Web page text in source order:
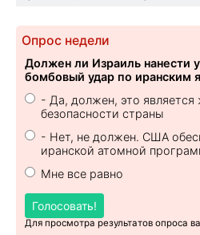
Опрос недели
Должен ли Израиль нанести
бомбовый удар по иранским
- Да, должен, это
безопасности страны
- Нет, не должен. США
иранской атомной
Мне все равно
Голосовать!
Для просмотра результатов опроса